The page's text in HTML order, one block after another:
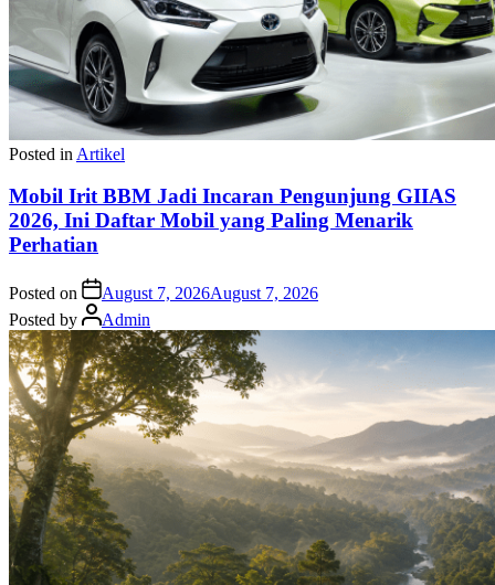
Posted in Artikel
Mobil Irit BBM Jadi Incaran Pengunjung GIIAS
2026, Ini Daftar Mobil yang Paling Menarik
Perhatian
Posted on August 7, 2026August 7, 2026
Posted by
Admin